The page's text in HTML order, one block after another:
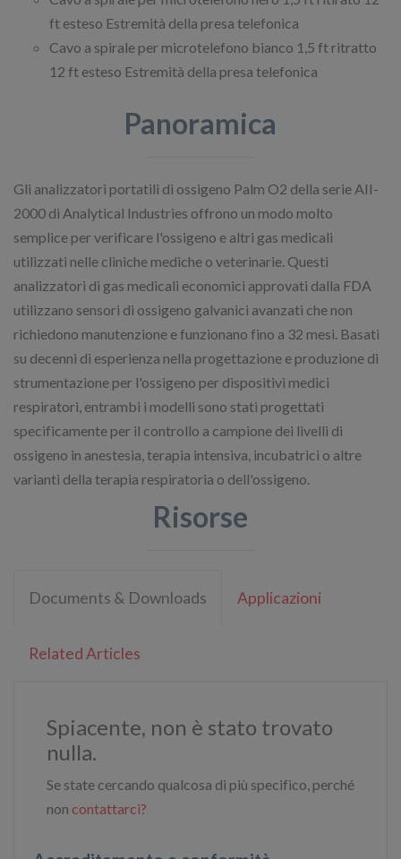
ft esteso Estremità della presa telefonica
Cavo a spirale per microtelefono bianco 1,5 ft ritratto
12 ft esteso Estremità della presa telefonica
Panoramica
Gli analizzatori portatili di ossigeno Palm O2 della serie AII-
2000 di Analytical Industries offrono un modo molto
semplice per verificare l'ossigeno e altri gas medicali
utilizzati nelle cliniche mediche o veterinarie. Questi
analizzatori di gas medicali economici approvati dalla FDA
utilizzano sensori di ossigeno galvanici avanzati che non
richiedono manutenzione e funzionano fino a 32 mesi. Basati
su decenni di esperienza nella progettazione e produzione di
strumentazione per l'ossigeno per dispositivi medici
respiratori, entrambi i modelli sono stati progettati
specificamente per il controllo a campione dei livelli di
ossigeno in anestesia, terapia intensiva, incubatrici o altre
varianti della terapia respiratoria o dell'ossigeno.
Risorse
Documents & Downloads Applicazioni
Related Articles
Spiacente, non è stato trovato
nulla.
Se state cercando qualcosa di più specifico, perché
non contattarci?